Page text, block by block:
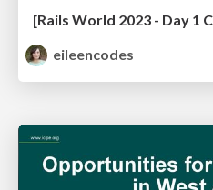
eileencodes